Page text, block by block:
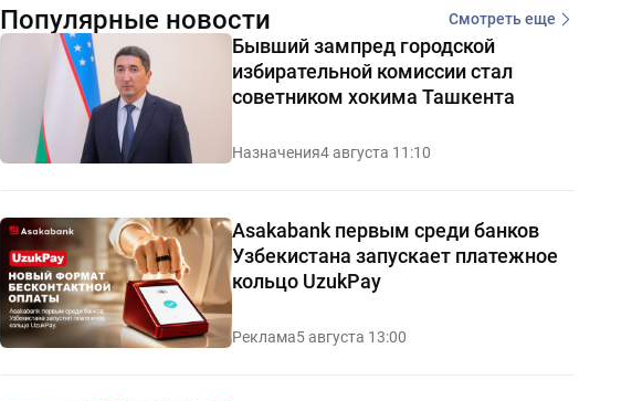
Популярные новости Смотреть еще
Бывший зампред городской
избирательной комиссии стал
советником хокима Ташкента
Назначения4 августа 11:10
Asakabank первым среди банков
Узбекистана запускает платежное
кольцо UzukPay
Реклама5 августа 13:00